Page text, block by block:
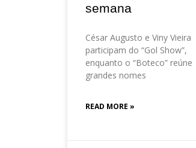
semana
César Augusto e Viny Vieira
participam do “Gol Show”,
enquanto o “Boteco” reúne
grandes nomes
READ MORE »